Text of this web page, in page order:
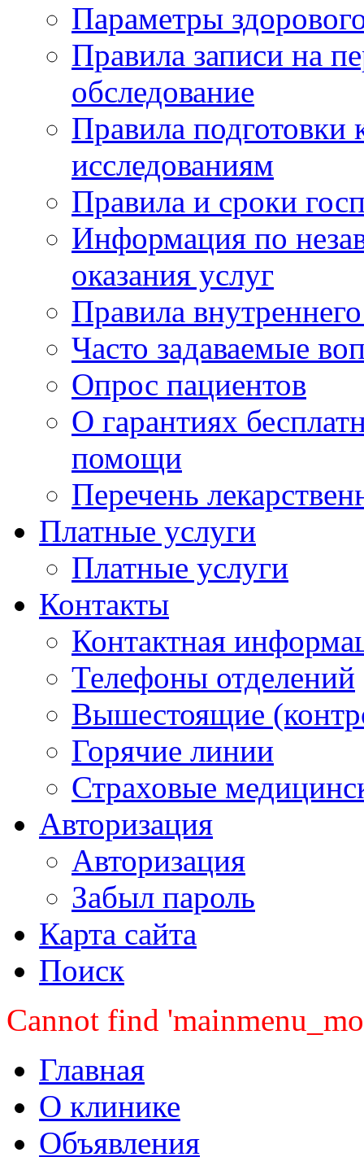
Параметры
Правила записи на
обследование
Правила подготовки
исследованиям
Правила и сроки
Информация по
оказания услуг
Правила
Часто задаваемые
Опрос пациентов
О гарантиях
помощи
Перечень
Платные услуги
Платные услуги
Контакты
Контактная
Телефоны отделений
Вышестоящие
Горячие линии
Страховые
Авторизация
Авторизация
Забыл пароль
Карта сайта
Поиск
Cannot find
Главная
О клинике
Объявления